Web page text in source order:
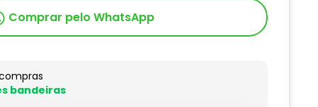
Comprar pelo WhatsApp
bandeiras